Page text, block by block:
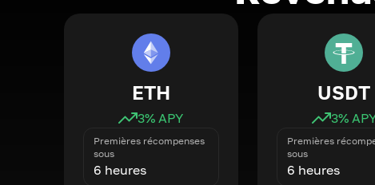
ETH
3% APY
Premières récompenses
sous
6 heures
USDT
3%
Premières
sous
6 heures